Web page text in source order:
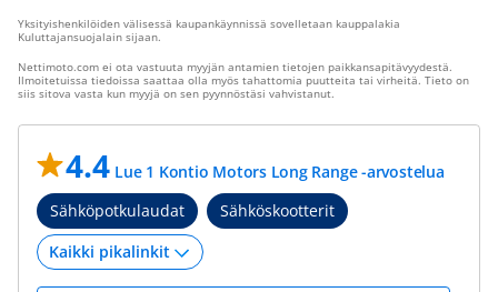
Yksityishenkilöiden välisessä kaupankäynnissä sovelletaan kauppalakia
Kuluttajansuojalain sijaan.
Nettimoto.com ei ota vastuuta myyjän antamien tietojen paikkansapitävyydestä.
Ilmoitetuissa tiedoissa saattaa olla myös tahattomia puutteita tai virheitä. Tieto on
siis sitova vasta kun myyjä on sen pyynnöstäsi vahvistanut.
4.4 Lue 1 Kontio Motors Long Range -arvostelua
Sähköpotkulaudat
Sähköskootterit